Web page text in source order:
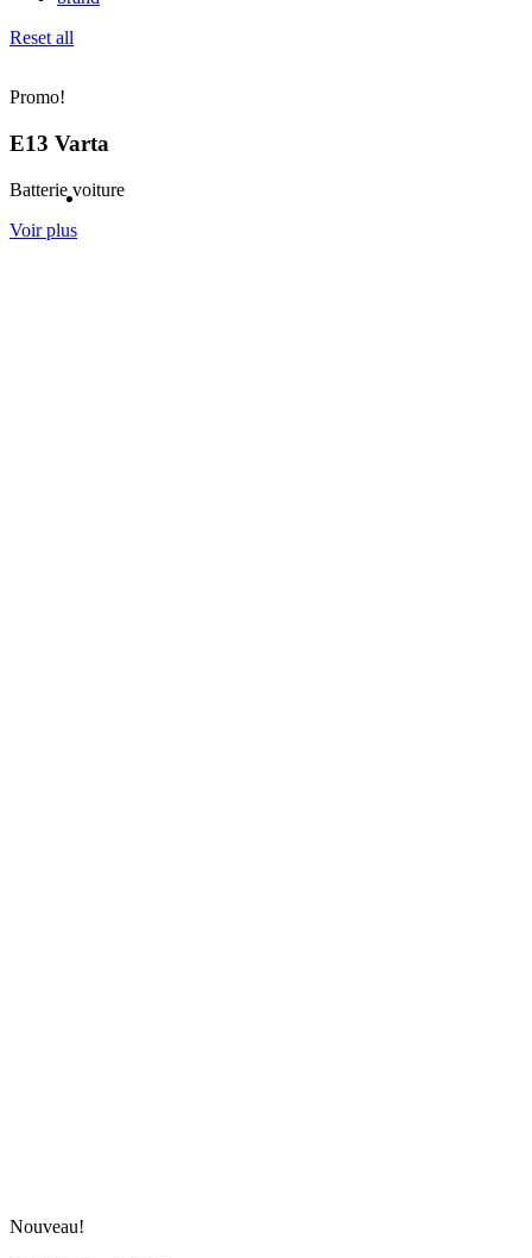
FAQ
Contactez nous
Reset all
Promo!
E13 Varta
Batterie voiture
Voir plus
Nouveau!